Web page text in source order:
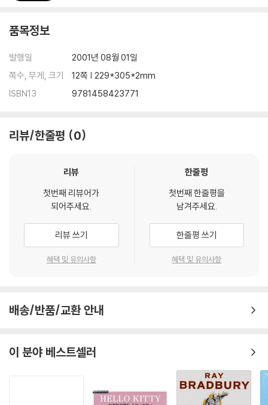
품목정보
발행일
2001년 08월 01일
쪽수, 무게, 크기
12쪽 | 229*305*2mm
ISBN13
9781458423771
리뷰/한줄평 0
리뷰
첫번째 리뷰어가
되어주세요.
리뷰 쓰기
혜택 및 유의사항
한줄평
첫번째 한줄평을
남겨주세요.
한줄평 쓰기
혜택 및 유의사항
배송/반품/교환 안내
이 분야 베스트셀러